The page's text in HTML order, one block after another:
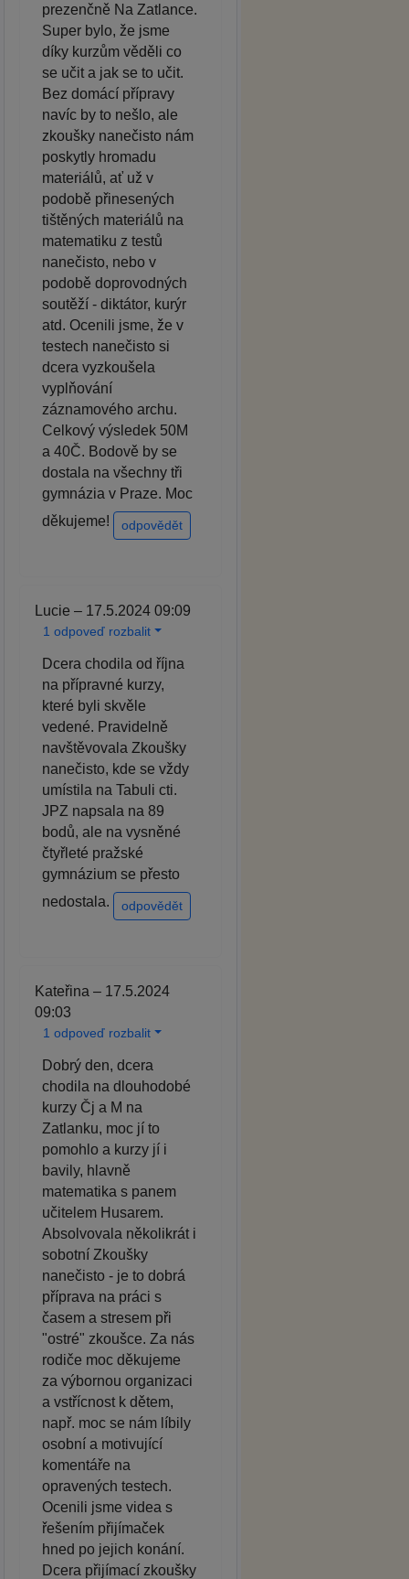
prezenčně Na Zatlance.
Super bylo, že jsme
díky kurzům věděli co
se učit a jak se to učit.
Bez domácí přípravy
navíc by to nešlo, ale
zkoušky nanečisto nám
poskytly hromadu
materiálů, ať už v
podobě přinesených
tištěných materiálů na
matematiku z testů
nanečisto, nebo v
podobě doprovodných
soutěží - diktátor, kurýr
atd. Ocenili jsme, že v
testech nanečisto si
dcera vyzkoušela
vyplňování
záznamového archu.
Celkový výsledek 50M
a 40Č. Bodově by se
dostala na všechny tři
gymnázia v Praze. Moc
děkujeme!
odpovědět
Lucie – 17.5.2024 09:09
1 odpoveď rozbalit
Dcera chodila od října
na přípravné kurzy,
které byli skvěle
vedené. Pravidelně
navštěvovala Zkoušky
nanečisto, kde se vždy
umístila na Tabuli cti.
JPZ napsala na 89
bodů, ale na vysněné
čtyřleté pražské
gymnázium se přesto
nedostala.
odpovědět
Kateřina – 17.5.2024
09:03
1 odpoveď rozbalit
Dobrý den, dcera
chodila na dlouhodobé
kurzy Čj a M na
Zatlanku, moc jí to
pomohlo a kurzy jí i
bavily, hlavně
matematika s panem
učitelem Husarem.
Absolvovala několikrát i
sobotní Zkoušky
nanečisto - je to dobrá
příprava na práci s
časem a stresem při
"ostré" zkoušce. Za nás
rodiče moc děkujeme
za výbornou organizaci
a vstřícnost k dětem,
např. moc se nám líbily
osobní a motivující
komentáře na
opravených testech.
Ocenili jsme videa s
řešením přijímaček
hned po jejich konání.
Dcera přijímací zkoušky